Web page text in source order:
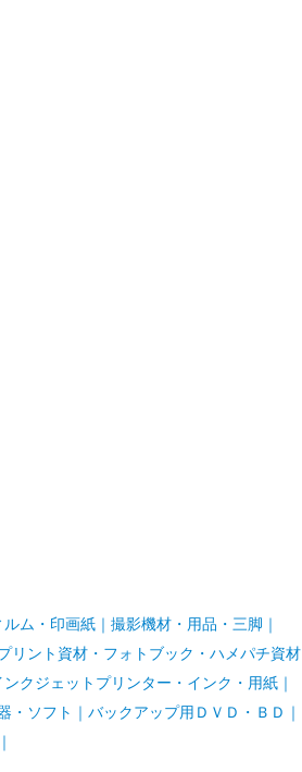
ルム・印画紙 撮影機材・用品・三脚
リント資材・フォトブック・ハメパチ資材
ンクジェットプリンター・インク・用紙
・ソフト バックアップ用ＤＶＤ・ＢＤ